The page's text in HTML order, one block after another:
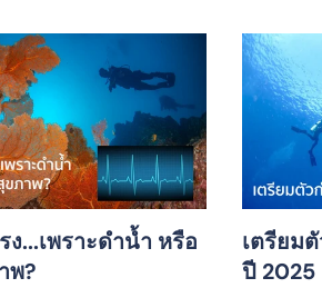
ง...เพราะดำน้ำ หรือ
พ?
เตรียม
ปี 2025